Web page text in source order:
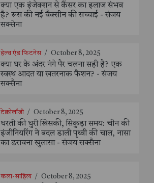
क्या एक इंजेक्शन से कैंसर का इलाज संभव
है? रूस की नई वैक्सीन की सच्चाई - संजय
सक्सेना
हेल्थ एंड फिटनेस / October 8, 2025
क्या घर के अंदर नंगे पैर चलना सही है? एक
स्वस्थ आदत या खतरनाक फैशन? - संजय
सक्सैना
टेक्नोलॉजी / October 8, 2025
धरती की धुरी खिसकी, सिकुड़ा समय: चीन की
इंजीनियरिंग ने बदल डाली पृथ्वी की चाल, नासा
का डरावना खुलासा - संजय सक्सैना
कला-साहित्य / October 8, 2025